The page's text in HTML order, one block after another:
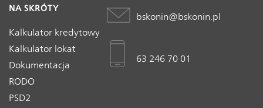
NA SKRÓTY
Kalkulator kredytowy
Kalkulator lokat
Dokumentacja
RODO
PSD2
bskonin@bskonin.pl
63 246 70 01